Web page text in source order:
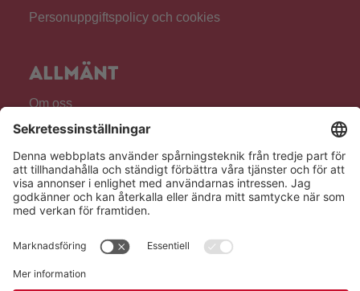
Personuppgiftspolicy och cookies
Allmänt
Om oss
Produkter
För vårdpersonal
Semperklubben
Följ oss!